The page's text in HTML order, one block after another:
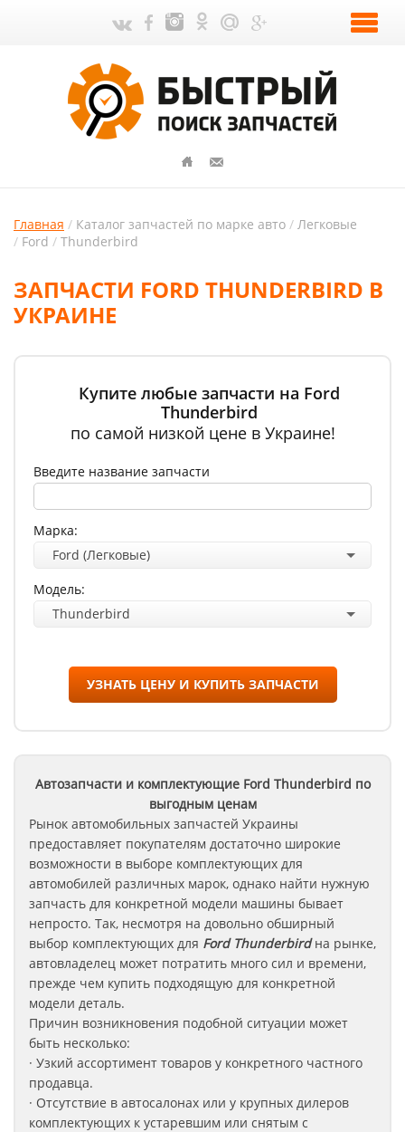
Главная Каталог запчастей по марке авто
Легковые
Ford
Thunderbird
ЗАПЧАСТИ FORD THUNDERBIRD В
УКРАИНЕ
Купите любые запчасти на Ford
Thunderbird
по самой низкой цене в Украине!
Введите название запчасти
Марка:
Ford (Легковые)
Модель:
Thunderbird
УЗНАТЬ ЦЕНУ И КУПИТЬ ЗАПЧАСТИ
Автозапчасти и комплектующие Ford Thunderbird по
выгодным ценам
Рынок автомобильных запчастей Украины
предоставляет покупателям достаточно широкие
возможности в выборе комплектующих для
автомобилей различных марок, однако найти нужную
запчасть для конкретной модели машины бывает
непросто. Так, несмотря на довольно обширный
выбор комплектующих для Ford Thunderbirdна рынке,
автовладелец может потратить много сил и времени,
прежде чем купить подходящую для конкретной
модели деталь.
Причин возникновения подобной ситуации может
быть несколько:
· Узкий ассортимент товаров у конкретного частного
продавца.
· Отсутствие в автосалонах или у крупных дилеров
комплектующих к устаревшим или снятым с